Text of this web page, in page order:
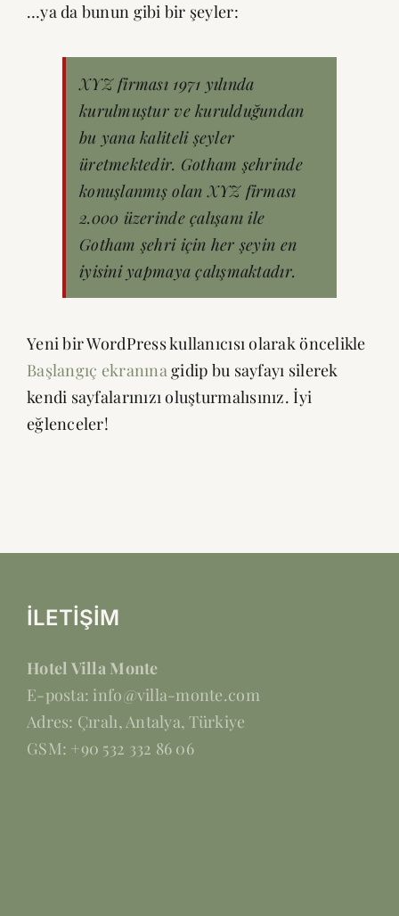
…ya da bunun gibi bir şeyler:
XYZ firması 1971 yılında
kurulmuştur ve kurulduğundan
bu yana kaliteli şeyler
üretmektedir. Gotham şehrinde
konuşlanmış olan XYZ firması
2.000 üzerinde çalışanı ile
Gotham şehri için her şeyin en
iyisini yapmaya çalışmaktadır.
Yeni bir WordPress kullanıcısı olarak öncelikle
Başlangıç ekranınagidip bu sayfayı silerek
kendi sayfalarınızı oluşturmalısınız. İyi
eğlenceler!
İLETİŞİM
Hotel Villa Monte
E-posta: info@villa-monte.com
Adres: Çıralı, Antalya, Türkiye
GSM: +90 532 332 86 06